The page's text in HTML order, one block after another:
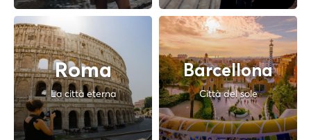
Roma
La città eterna
Barcellona
Città del sole